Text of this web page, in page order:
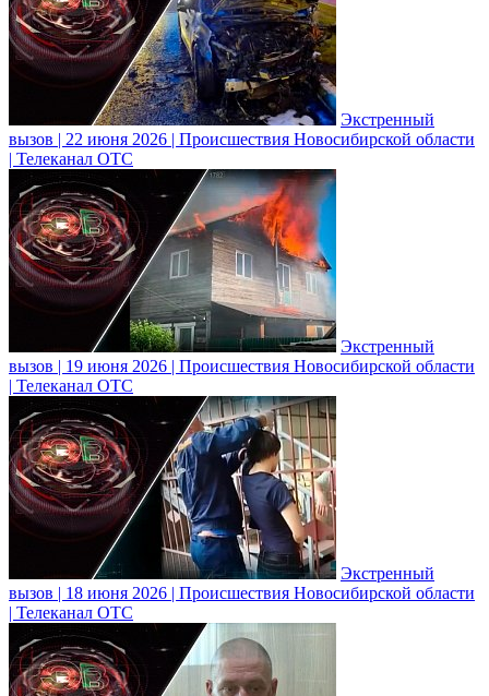
Экстренный
вызов | 22 июня 2026 | Происшествия Новосибирской области
| Телеканал ОТС
Экстренный
вызов | 19 июня 2026 | Происшествия Новосибирской области
| Телеканал ОТС
Экстренный
вызов | 18 июня 2026 | Происшествия Новосибирской области
| Телеканал ОТС